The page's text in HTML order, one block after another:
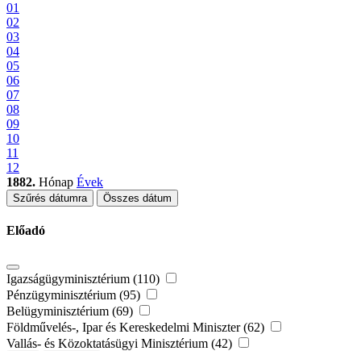
01
02
03
04
05
06
07
08
09
10
11
12
1882. Hónap Évek
Szűrés dátumra Összes dátum
Előadó
Igazságügyminisztérium (110)
Pénzügyminisztérium (95)
Belügyminisztérium (69)
Földművelés-, Ipar és Kereskedelmi Miniszter (62)
Vallás- és Közoktatásügyi Minisztérium (42)